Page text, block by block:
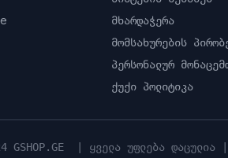
მხარდაჭერა
მომსახურების
პერსონალურ
ქუქი პოლიტიკა
GSHOP.GE | ყველა უფლება დაცულია |